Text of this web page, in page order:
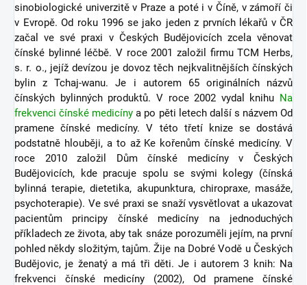
sinobiologické univerzitě v Praze a poté i v Číně, v zámoří či
v Evropě. Od roku 1996 se jako jeden z prvních lékařů v ČR
začal ve své praxi v Českých Budějovicích zcela věnovat
čínské bylinné léčbě. V roce 2001 založil firmu TCM Herbs,
s. r. o., jejíž devízou je dovoz těch nejkvalitnějších čínských
bylin z Tchaj-wanu. Je i autorem 65 originálních názvů
čínských bylinných produktů. V roce 2002 vydal knihu Na
frekvenci čínské medicíny a po pěti letech další s názvem Od
pramene čínské medicíny. V této třetí knize se dostává
podstatně hlouběji, a to až Ke kořenům čínské medicíny. V
roce 2010 založil Dům čínské medicíny v Českých
Budějovicích, kde pracuje spolu se svými kolegy (čínská
bylinná terapie, dietetika, akupunktura, chiropraxe, masáže,
psychoterapie). Ve své praxi se snaží vysvětlovat a ukazovat
pacientům principy čínské medicíny na jednoduchých
příkladech ze života, aby tak snáze porozuměli jejím, na první
pohled někdy složitým, tajům. Žije na Dobré Vodě u Českých
Budějovic, je ženatý a má tři děti. Je i autorem 3 knih: Na
frekvenci čínské medicíny (2002), Od pramene čínské